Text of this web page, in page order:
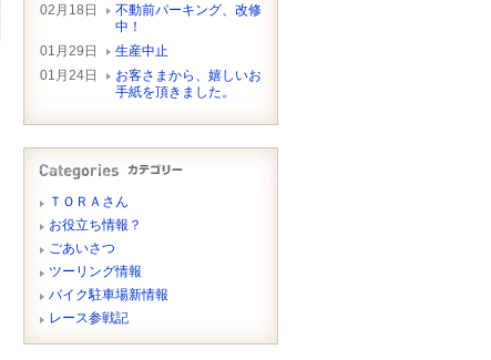
02月18日
不動前パーキング、改修
中！
01月29日
生産中止
01月24日
お客さまから、嬉しいお
手紙を頂きました。
ＴＯＲＡさん
お役立ち情報？
ごあいさつ
ツーリング情報
バイク駐車場新情報
レース参戦記